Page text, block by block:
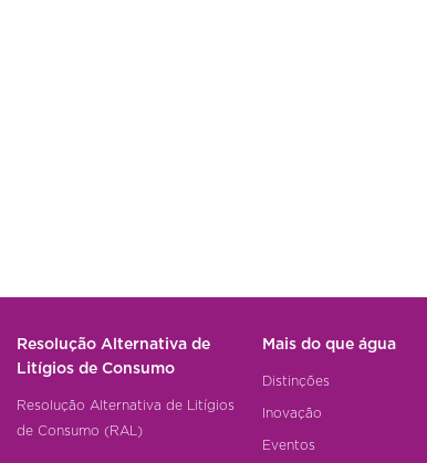
Resolução Alternativa de
Litígios de Consumo
Resolução Alternativa de Litígios
de Consumo (RAL)
Mais do que água
Distinções
Inovação
Eventos